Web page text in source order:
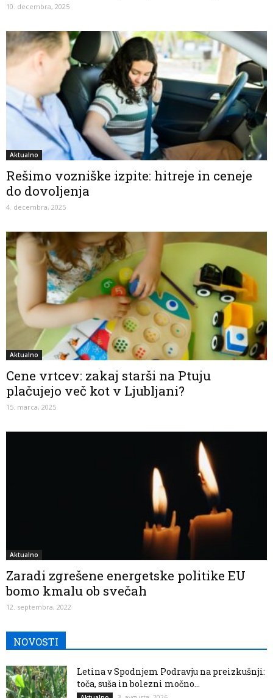
10. decembra, 2025
Aktualno
Rešimo vozniške izpite: hitreje in ceneje
do dovoljenja
4. decembra, 2025
Aktualno
Cene vrtcev: zakaj starši na Ptuju
plačujejo več kot v Ljubljani?
15. marca, 2025
Aktualno
Zaradi zgrešene energetske politike EU
bomo kmalu ob svečah
12. septembra, 2022
NOVOSTI
Letina v Spodnjem Podravju na preizkušnji:
toča, suša in bolezni močno...